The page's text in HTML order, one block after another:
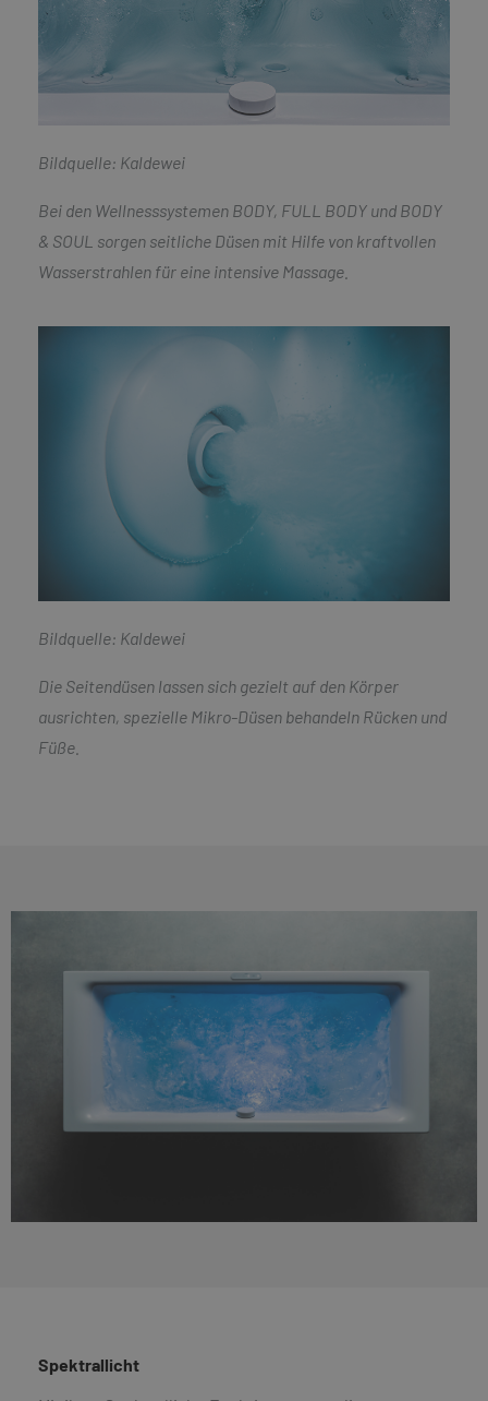
Bildquelle: Kaldewei
Bei den Wellnesssystemen BODY, FULL BODY und BODY
& SOUL sorgen seitliche Düsen mit Hilfe von kraftvollen
Wasserstrahlen für eine intensive Massage.
Bildquelle: Kaldewei
Die Seitendüsen lassen sich gezielt auf den Körper
ausrichten, spezielle Mikro-Düsen behandeln Rücken und
Füße.
Spektrallicht